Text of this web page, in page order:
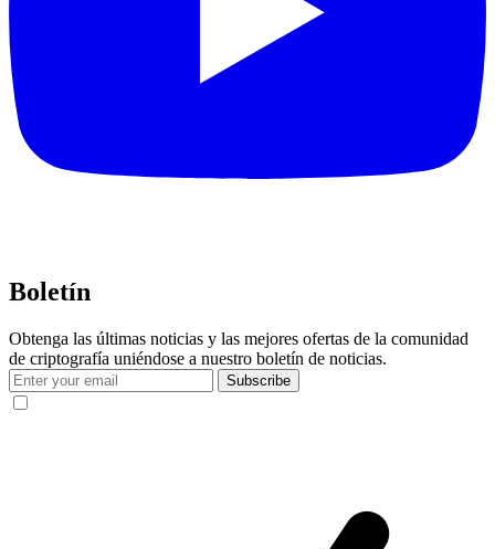
Boletín
Obtenga las últimas noticias y las mejores ofertas de la comunidad
de criptografía uniéndose a nuestro boletín de noticias.
Subscribe